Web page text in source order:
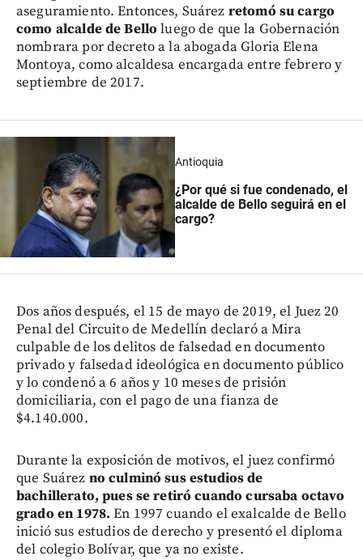
aseguramiento. Entonces, Suárez retomó su cargo
como alcalde de Bello luego de que la Gobernación
nombrara por decreto a la abogada Gloria Elena
Montoya, como alcaldesa encargada entre febrero y
septiembre de 2017.
Antioquia
¿Por qué si fue condenado, el
alcalde de Bello seguirá en el
cargo?
Dos años después, el 15 de mayo de 2019, el Juez 20
Penal del Circuito de Medellín declaró a Mira
culpable de los delitos de falsedad en documento
privado y falsedad ideológica en documento público
y lo condenó a 6 años y 10 meses de prisión
domiciliaria, con el pago de una fianza de
$4.140.000.
Durante la exposición de motivos, el juez confirmó
que Suárez no culminó sus estudios de
bachillerato, pues se retiró cuando cursaba octavo
grado en 1978. En 1997 cuando el exalcalde de Bello
inició sus estudios de derecho y presentó el diploma
del colegio Bolívar, que ya no existe.